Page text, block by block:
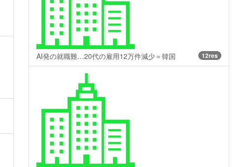
AI発の就職難…20代の雇用12万件減少＝韓国 12res